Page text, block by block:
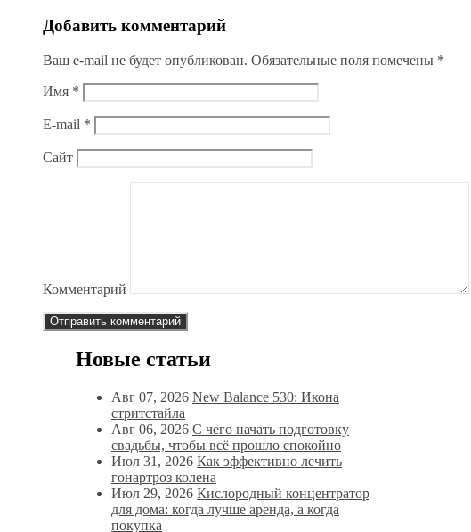
Добавить комментарий
Ваш e-mail не будет опубликован. Обязательные поля помечены *
Имя *
E-mail *
Сайт
Комментарий
Новые статьи
Авг 07, 2026 New Balance 530: Икона
стритстайла
Авг 06, 2026 С чего начать подготовку
свадьбы, чтобы всё прошло спокойно
Июл 31, 2026 Как эффективно лечить
гонартроз колена
Июл 29, 2026 Кислородный концентратор
для дома: когда лучше аренда, а когда
покупка